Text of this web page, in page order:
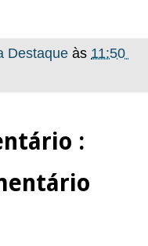
Destaque às 11:50
: